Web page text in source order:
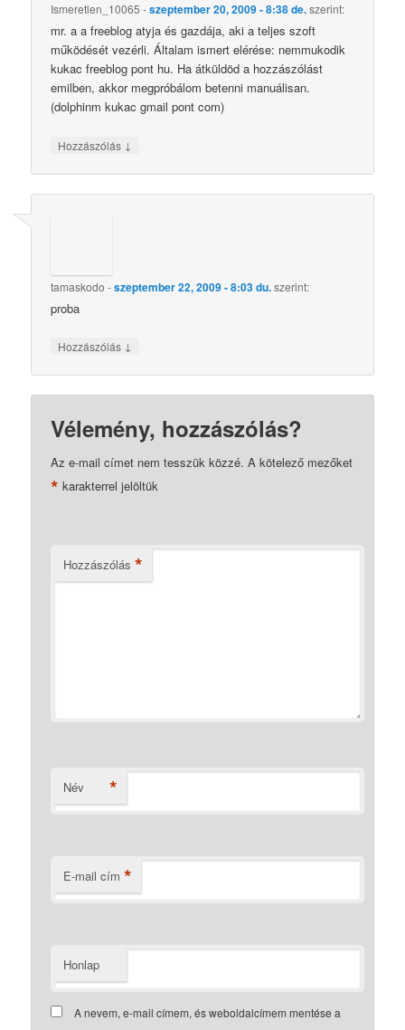
Ismeretlen_10065 -szeptember 20, 2009 - 8:38 de.szerint:
mr. a a freeblog atyja és gazdája, aki a teljes szoft
működését vezérli. Általam ismert elérése: nemmukodik
kukac freeblog pont hu. Ha átküldöd a hozzászólást
emilben, akkor megpróbálom betenni manuálisan.
(dolphinm kukac gmail pont com)
Hozzászólás ↓
tamaskodo -szeptember 22, 2009 - 8:03 du.szerint:
proba
Hozzászólás ↓
Vélemény, hozzászólás?
Az e-mail címet nem tesszük közzé. A kötelező mezőket
* karakterrel jelöltük
Hozzászólás *
Név *
E-mail cím *
Honlap
A nevem, e-mail címem, és weboldalcímem mentése a